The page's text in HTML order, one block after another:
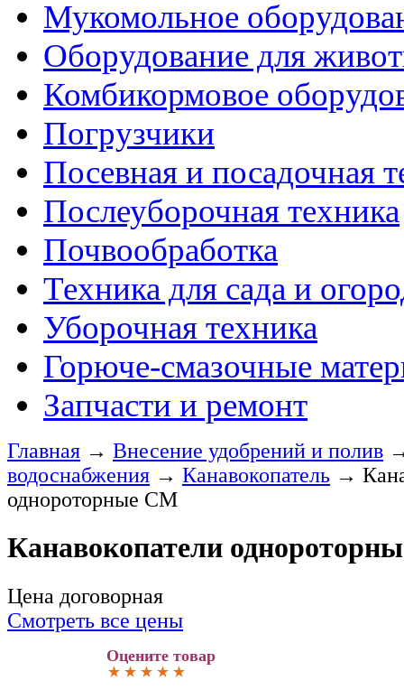
Мукомольное
Оборудование для
Комбикормовое
Погрузчики
Посевная и посадочная
Послеуборочная техника
Почвообработка
Техника для сада и
Уборочная техника
Горюче-смазочные
Запчасти и ремонт
Главная → Внесение удобрений и полив
водоснабжения → Канавокопатель →
однороторные СM
Канавокопатели
Цена договорная
Смотреть все цены
Оцените товар